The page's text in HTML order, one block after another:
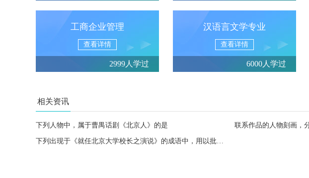
工商企业管理
查看详情
2999人学过
汉语言文学专业
查看详情
6000人学过
相关资讯
下列人物中，属于曹禺话剧《北京人》的是 联系作品的人物刻画，
下列出现于《就任北京大学校长之演说》的成语中，用以批评“求学于此者，皆有做官发财思想”的是（ ）